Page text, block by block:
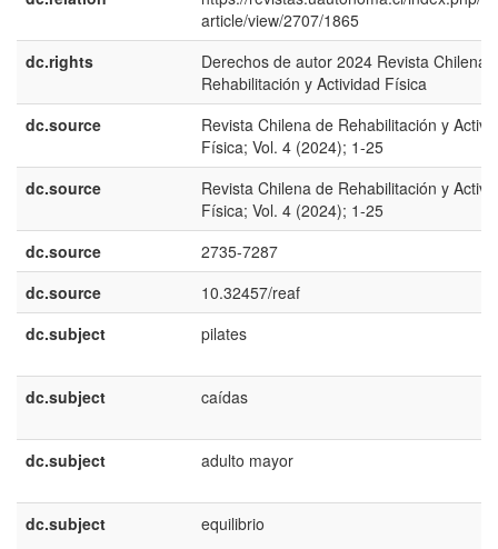
article/view/2707/1865
dc.rights
Derechos de autor 2024 Revista Chilena
Rehabilitación y Actividad Física
dc.source
Revista Chilena de Rehabilitación y
Física; Vol. 4 (2024); 1-25
dc.source
Revista Chilena de Rehabilitación y
Física; Vol. 4 (2024); 1-25
dc.source
2735-7287
dc.source
10.32457/reaf
dc.subject
pilates
dc.subject caídas
dc.subject adulto mayor
dc.subject equilibrio